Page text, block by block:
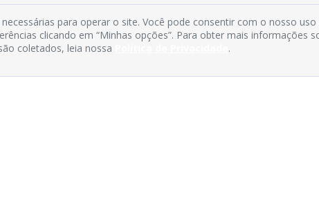
para operar o site. Você pode consentir com o nosso uso
clicando em “Minhas opções”. Para obter mais informações
coletados, leia nossa
.